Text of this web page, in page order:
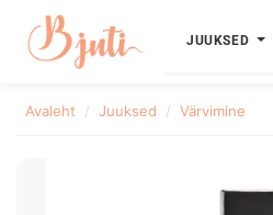
JUUKSED
Avaleht Juuksed Värvimine